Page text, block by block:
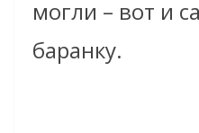
могли – вот и
баранку.